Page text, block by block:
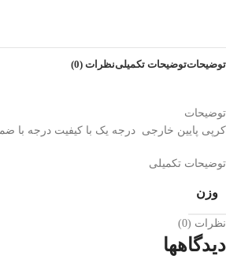
توضیحاتتوضیحات تکمیلینظرات (0)
توضیحات
کرپی پایین خارجی درجه یک با کیفیت درجه با
توضیحات تکمیلی
وزن
نظرات (0)
دیدگاهها